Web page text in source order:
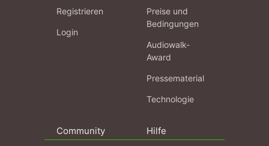
Registrieren
Login
Preise und
Bedingungen
Audiowalk-
Award
Pressematerial
Technologie
Community Hilfe